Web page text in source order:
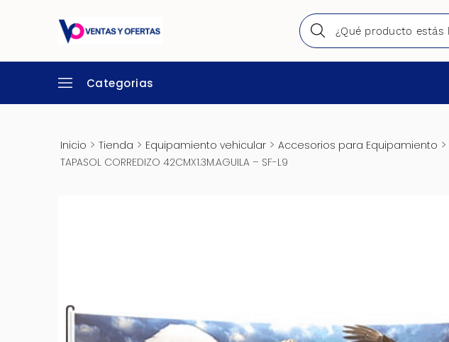
Categorias
Inicio > Tienda > Equipamiento vehicular> Accesorios para Equipamiento >
TAPASOL CORREDIZO 42CMX1.3M.AGUILA – SF-L9